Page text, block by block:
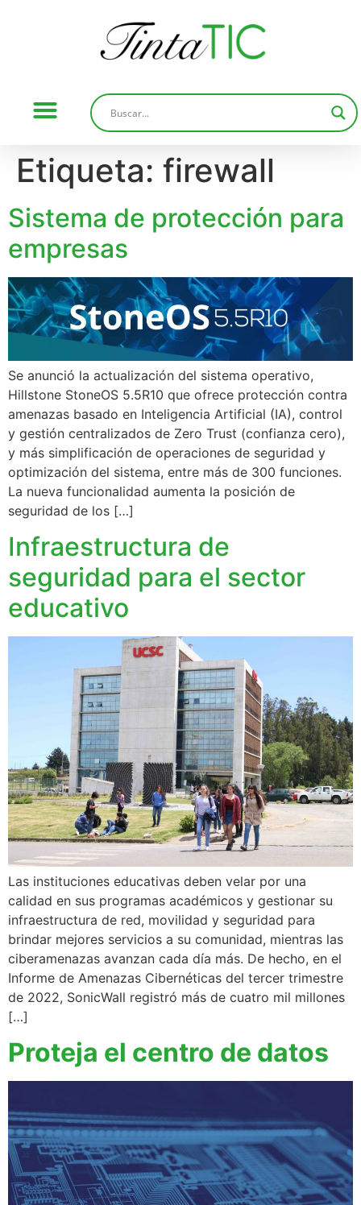
Etiqueta: firewall
Sistema de protección para
empresas
Se anunció la actualización del sistema operativo,
Hillstone StoneOS 5.5R10 que ofrece protección contra
amenazas basado en Inteligencia Artificial (IA), control
y gestión centralizados de Zero Trust (confianza cero),
y más simplificación de operaciones de seguridad y
optimización del sistema, entre más de 300 funciones.
La nueva funcionalidad aumenta la posición de
seguridad de los […]
Infraestructura de
seguridad para el sector
educativo
Las instituciones educativas deben velar por una
calidad en sus programas académicos y gestionar su
infraestructura de red, movilidad y seguridad para
brindar mejores servicios a su comunidad, mientras las
ciberamenazas avanzan cada día más. De hecho, en el
Informe de Amenazas Cibernéticas del tercer trimestre
de 2022, SonicWall registró más de cuatro mil millones
[…]
Proteja el centro de datos